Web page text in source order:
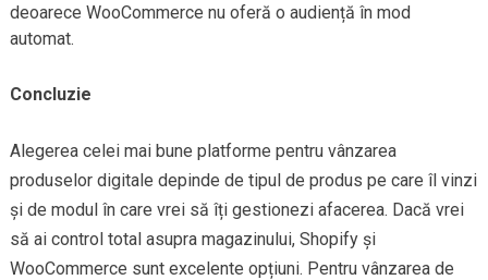
deoarece WooCommerce nu oferă o audiență în mod
automat.
Concluzie
Alegerea celei mai bune platforme pentru vânzarea
produselor digitale depinde de tipul de produs pe care îl vinzi
și de modul în care vrei să îți gestionezi afacerea. Dacă vrei
să ai control total asupra magazinului, Shopify și
WooCommerce sunt excelente opțiuni. Pentru vânzarea de